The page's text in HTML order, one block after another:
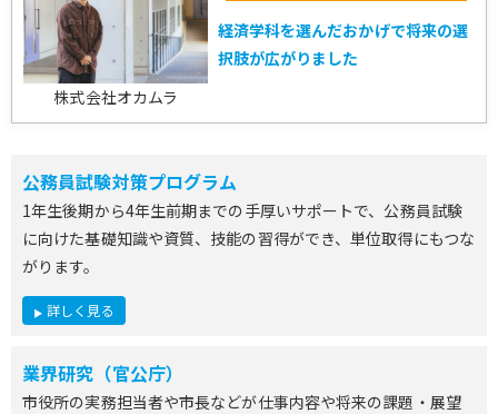
株式会社オカムラ
経済学科を選んだおかげで将来の選
択肢が広がりました
公務員試験対策プログラム
1年生後期から4年生前期までの手厚いサポートで、公務員試験
に向けた基礎知識や資質、技能の習得ができ、単位取得にもつな
がります。
詳しく見る
業界研究（官公庁）
市役所の実務担当者や市長などが仕事内容や将来の課題・展望